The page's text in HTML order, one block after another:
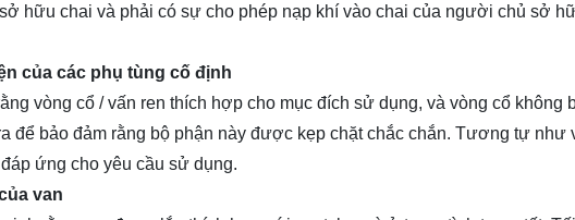
hữu chai và phải có sự cho phép nạp khí vào chai của người chủ sở
của các phụ tùng cố định
vòng cổ / vấn ren thích hợp cho mục đích sử dụng, và vòng cổ không
để bảo đảm rằng bộ phận này được kẹp chặt chắc chắn. Tương tự như
ứng cho yêu cầu sử dụng.
van